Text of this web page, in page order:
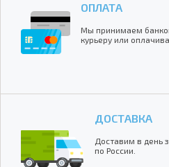
ОПЛАТА
Мы принимаем
курьеру или
ДОСТАВКА
Доставим в день
по России.